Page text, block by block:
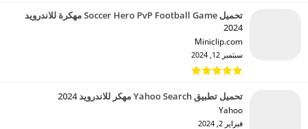
تحميل Soccer Hero PvP Football Game مهكرة للاندرويد
2024
Miniclip.com‏
سبتمبر 12, 2024
تحميل تطبيق Yahoo Search مهكر للاندرويد 2024
Yahoo‏
فبراير 2, 2024